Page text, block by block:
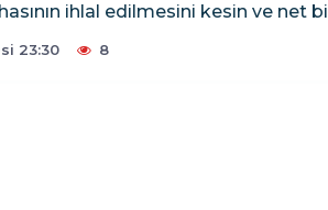
ihlal edilmesini kesin ve
23:30 8